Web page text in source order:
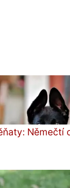
Němečtí